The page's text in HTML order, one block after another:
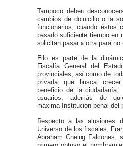
Tampoco deben
cambios de domicilio o la
funcionarios, cuando éstos
pasado suficiente tiempo en
solicitan pasar a otra para no
Ello es parte de la
Fiscalía General del
provinciales, así como de
privada que busca
beneficio de la
usuarios, además de
máxima Institución penal del
Respecto a las alusiones
Universo de los fiscales,
Abraham Cheing Falcones,